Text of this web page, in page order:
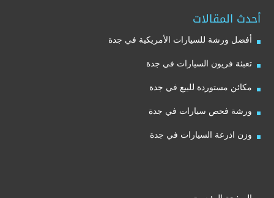
أحدث المقالات
أفضل ورشة للسيارات الأمريكية في جدة
تعبئة فريون السيارات في جدة
مكائن مستوردة للبيع في جدة
ورشة فحص سيارات في جدة
وزن اذرعة السيارات في جدة